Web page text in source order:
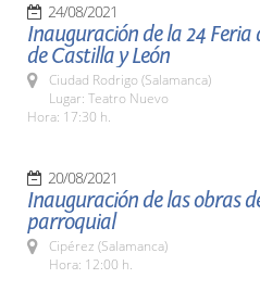
24/08/2021
Inauguración de la 24 Feria
de Castilla y León
Ciudad Rodrigo (Salamanca)
Lugar: Teatro Nuevo
Hora: 17:30 h.
20/08/2021
Inauguración de las obras
parroquial
Cipérez (Salamanca)
Hora: 12:00 h.